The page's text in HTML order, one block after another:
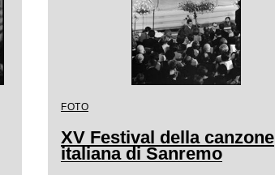
FOTO
XV Festival della canzone
italiana di Sanremo